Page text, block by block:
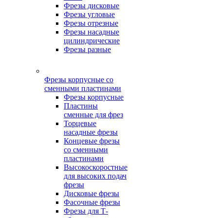
Фрезы дисковые
Фрезы угловые
Фрезы отрезные
Фрезы насадные
цилиндрические
Фрезы разные
Фрезы корпусные со
сменными пластинами
Фрезы корпусные
Пластины
сменные для фрез
Торцевые
насадные фрезы
Концевые фрезы
со сменными
пластинами
Высокоскоростные
для высоких подач
фрезы
Дисковые фрезы
Фасочные фрезы
Фрезы для Т-